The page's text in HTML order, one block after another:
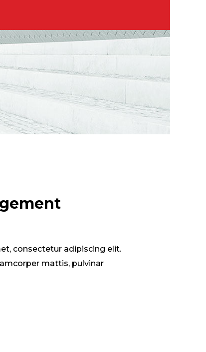
consectetur adipiscing elit.
mattis, pulvinar